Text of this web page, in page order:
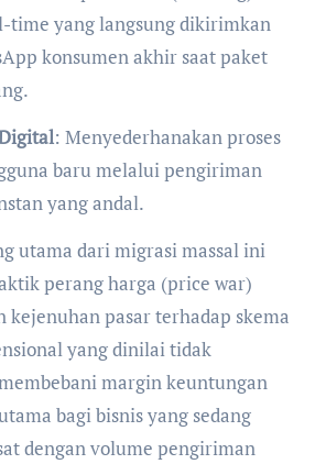
time yang langsung dikirimkan
konsumen akhir saat paket
: Menyederhanakan proses
baru melalui pengiriman
yang andal.
utama dari migrasi massal ini
perang harga (price war)
kejenuhan pasar terhadap skema
yang dinilai tidak
margin keuntungan
bagi bisnis yang sedang
dengan volume pengiriman